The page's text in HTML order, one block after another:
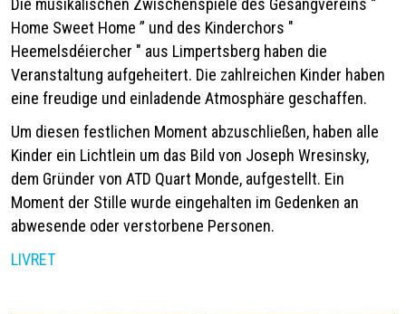
Die musikalischen Zwischenspiele des Gesangvereins “
Home Sweet Home ” und des Kinderchors "
Heemelsdéiercher " aus Limpertsberg haben die
Veranstaltung aufgeheitert. Die zahlreichen Kinder haben
eine freudige und einladende Atmosphäre geschaffen.
Um diesen festlichen Moment abzuschließen, haben alle
Kinder ein Lichtlein um das Bild von Joseph Wresinsky,
dem Gründer von ATD Quart Monde, aufgestellt. Ein
Moment der Stille wurde eingehalten im Gedenken an
abwesende oder verstorbene Personen.
LIVRET